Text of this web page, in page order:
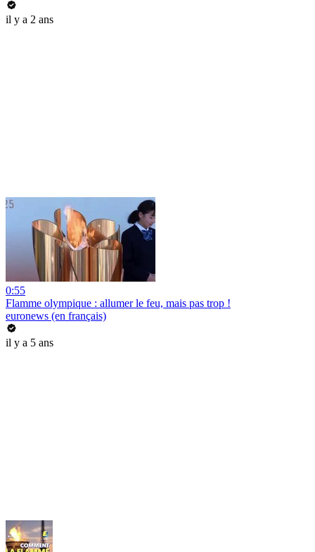
il y a 2 ans
0:55
Flamme olympique : allumer le feu, mais pas trop !
euronews (en français)
il y a 5 ans